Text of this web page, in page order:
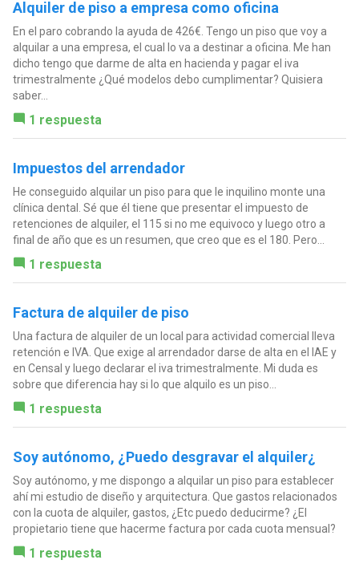
Alquiler de piso a empresa como oficina
En el paro cobrando la ayuda de 426€. Tengo un piso que voy a
alquilar a una empresa, el cual lo va a destinar a oficina. Me han
dicho tengo que darme de alta en hacienda y pagar el iva
trimestralmente ¿Qué modelos debo cumplimentar? Quisiera
saber...
1 respuesta
Impuestos del arrendador
He conseguido alquilar un piso para que le inquilino monte una
clínica dental. Sé que él tiene que presentar el impuesto de
retenciones de alquiler, el 115 si no me equivoco y luego otro a
final de año que es un resumen, que creo que es el 180. Pero...
1 respuesta
Factura de alquiler de piso
Una factura de alquiler de un local para actividad comercial lleva
retención e IVA. Que exige al arrendador darse de alta en el IAE y
en Censal y luego declarar el iva trimestralmente. Mi duda es
sobre que diferencia hay si lo que alquilo es un piso...
1 respuesta
Soy autónomo, ¿Puedo desgravar el alquiler¿
Soy autónomo, y me dispongo a alquilar un piso para establecer
ahí mi estudio de diseño y arquitectura. Que gastos relacionados
con la cuota de alquiler, gastos, ¿Etc puedo deducirme? ¿El
propietario tiene que hacerme factura por cada cuota mensual?
1 respuesta